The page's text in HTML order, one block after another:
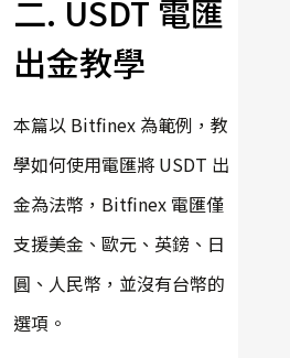
二. USDT 電匯
出金教學
本篇以 Bitfinex 為範例，教
學如何使用電匯將 USDT 出
金為法幣，Bitfinex 電匯僅
支援美金、歐元、英鎊、日
圓、人民幣，並沒有台幣的
選項。